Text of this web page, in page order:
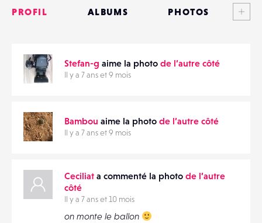
VOTRE
PARTAGER
PROFIL ALBUMS PHOTOS
MATÉRIELS
ÉVÉNEMENTS
Stefan-g aime la photo de l’autre côté
Il y a 7 ans et 9 mois
Bambou aime la photo de l’autre côté
Il y a 7 ans et 9 mois
Ceciliat a commenté la photo de l’autre
côté
Il y a 7 ans et 10 mois
on monte le ballon